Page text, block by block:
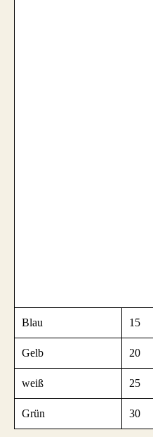
Blau 15
Gelb 20
weiß 25
Grün 30